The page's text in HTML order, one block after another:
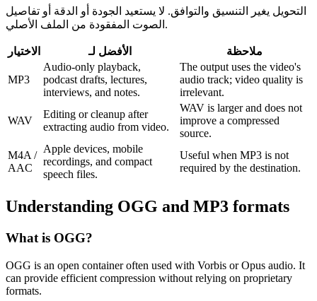
التحويل يغير التنسيق والتوافق. لا يستعيد الجودة أو الدقة أو تفاصيل
الصوت المفقودة من الملف الأصلي.
الاختيار الأفضل لـ ملاحظة
MP3
Audio-only playback,
podcast drafts, lectures,
interviews, and notes.
The output uses the video's
audio track; video quality is
irrelevant.
WAV
Editing or cleanup after
extracting audio from video.
WAV is larger and does not
improve a compressed
source.
M4A /
AAC
Apple devices, mobile
recordings, and compact
speech files.
Useful when MP3 is not
required by the destination.
Understanding OGG and MP3 formats
What is OGG?
OGG is an open container often used with Vorbis or Opus audio. It
can provide efficient compression without relying on proprietary
formats.